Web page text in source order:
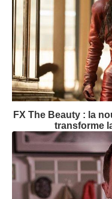
FX The Beauty : la
transforme